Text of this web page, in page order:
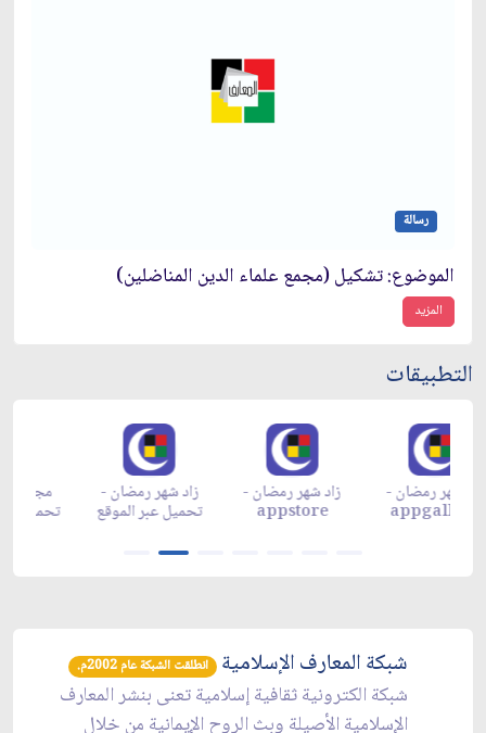
رسالة
الموضوع: تشكيل (مجمع علماء الدين المناضلين)
المزيد
التطبيقات
زاد شهر رمضان -
تحميل عبر الموقع
زاد شهر رمضان -
appstore
زاد شهر رمضان -
appgallery
شبكة المعارف الإسلامية انطلقت الشبكة عام 2002م.
شبكة الكترونية ثقافية إسلامية تعنى بنشر المعارف
الإسلامية الأصيلة وبث الروح الإيمانية من خلال